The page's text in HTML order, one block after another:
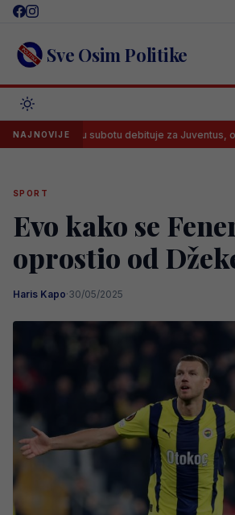
Skip
content Sve Osim Politike
NAJNOVIJE
u subotu debituje za Juventus, osiguran
SPORT
Evo kako se
oprostio od
Haris Kapo·30/05/2025